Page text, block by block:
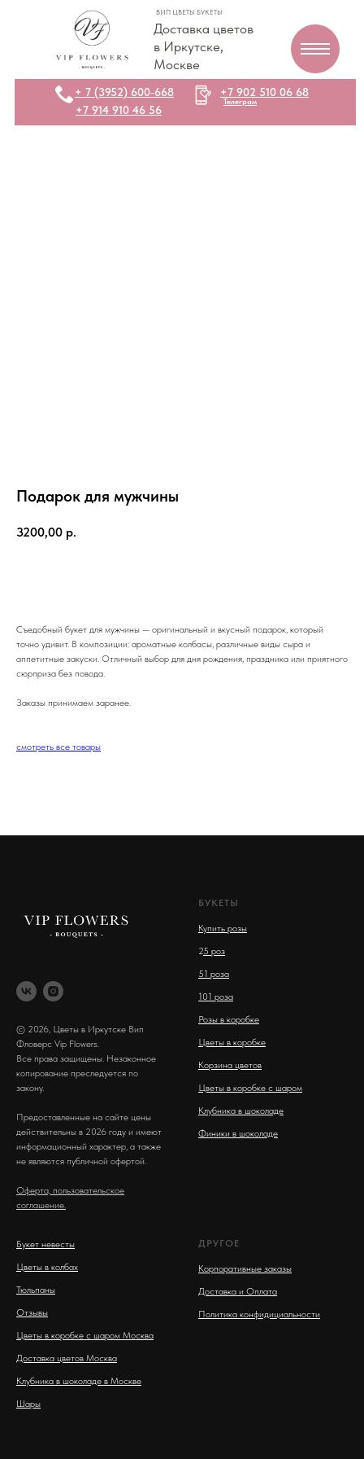
Доставка цветов
в Иркутске,
Москве
ВИП ЦВЕТЫ БУКЕТЫ
+7 914 910 46 56
+7 902 510 06 68
Телеграм
+ 7 (3952) 600-668
Подарок для мужчины
3200,00 р.
Съедобный букет для мужчины — оригинальный и вкусный подарок, который
точно удивит. В композиции: ароматные колбасы, различные виды сыра и
аппетитные закуски. Отличный выбор для дня рождения, праздника или приятного
сюрприза без повода.
Заказы принимаем заранее.
смотреть все товары
© 2026, Цветы в Иркутске Вип
Фловерс Vip Flowers.
Все права защищены. Незаконное
копирование преследуется по
закону.
Предоставленные на сайте цены
действительны в 2026 году и имеют
информационный характер, а также
не являются публичной офертой.
Оферта, пользовательское
соглашение.
БУКЕТЫ
Купить розы
25 роз
51 роза
101 роза
Розы в коробке
Цветы в коробке
Корзина цветов
Цветы в коробке с шаром
Клубника в шоколаде
Финики в шоколаде
Букет невесты
Цветы в колбах
Тюльпаны
Отзывы
Цветы в коробке с шаром Москва
Доставка цветов Москва
Клубника в шоколаде в Москве
Шары
ДРУГОЕ
Корпоративные заказы
Доставка и Оплата
Политика конфидициальности